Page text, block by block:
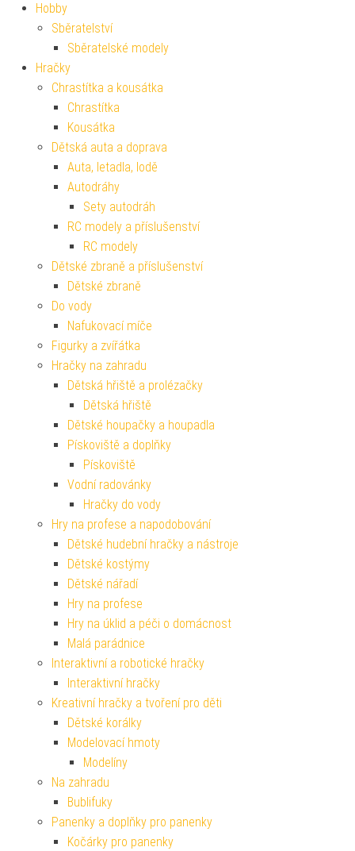
Hobby
Sběratelství
Sběratelské modely
Hračky
Chrastítka a kousátka
Chrastítka
Kousátka
Dětská auta a doprava
Auta, letadla, lodě
Autodráhy
Sety autodráh
RC modely a příslušenství
RC modely
Dětské zbraně a příslušenství
Dětské zbraně
Do vody
Nafukovací míče
Figurky a zvířátka
Hračky na zahradu
Dětská hřiště a prolézačky
Dětská hřiště
Dětské houpačky a houpadla
Pískoviště a doplňky
Pískoviště
Vodní radovánky
Hračky do vody
Hry na profese a napodobování
Dětské hudební hračky a nástroje
Dětské kostýmy
Dětské nářadí
Hry na profese
Hry na úklid a péči o domácnost
Malá parádnice
Interaktivní a robotické hračky
Interaktivní hračky
Kreativní hračky a tvoření pro děti
Dětské korálky
Modelovací hmoty
Modelíny
Na zahradu
Bublifuky
Panenky a doplňky pro panenky
Kočárky pro panenky